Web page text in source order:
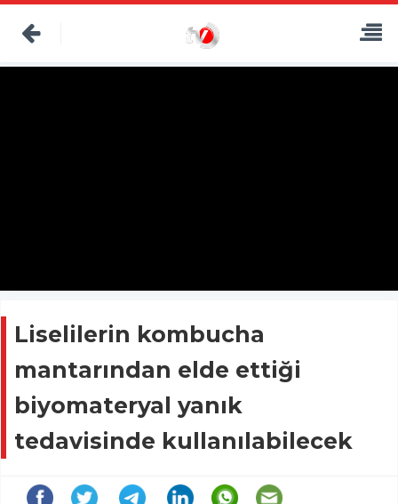
Liselilerin kombucha
mantarından elde ettiği
biyomateryal yanık
tedavisinde kullanılabilecek